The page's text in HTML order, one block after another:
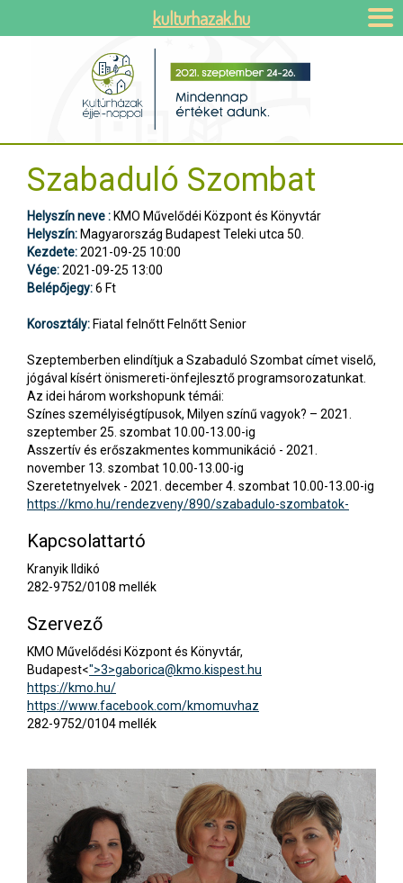
Szabaduló Szombat
Helyszín neve : KMO Művelődéi Központ és Könyvtár
Helyszín: Magyarország Budapest Teleki utca 50.
Kezdete:2021-09-25 10:00
Vége:2021-09-25 13:00
Belépőjegy:6 Ft
Korosztály: Fiatal felnőtt Felnőtt Senior
Szeptemberben elindítjuk a Szabaduló Szombat címet viselő,
jógával kísért önismereti-önfejlesztő programsorozatunkat.
Az idei három workshopunk témái:
Színes személyiségtípusok, Milyen színű vagyok? – 2021.
szeptember 25. szombat 10.00-13.00-ig
Asszertív és erőszakmentes kommunikáció - 2021.
november 13. szombat 10.00-13.00-ig
Szeretetnyelvek - 2021. december 4. szombat 10.00-13.00-ig
https://kmo.hu/rendezveny/890/szabadulo-szombatok-
Kapcsolattartó
Kranyik Ildikó
282-9752/0108 mellék
Szervező
KMO Művelődési Központ és Könyvtár,
Budapest<">3>gaborica@kmo.kispest.hu
https://kmo.hu/
https://www.facebook.com/kmomuvhaz
282-9752/0104 mellék
kulturhazak.hu